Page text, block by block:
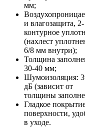
мм;
и влагозащита, 2-
контурное
(нахлест
6/8 мм внутри);
Толщина
30-40 мм;
Шумоизоляция:
дБ (зависит от
толщины
Гладкое
поверхности,
в уходе.